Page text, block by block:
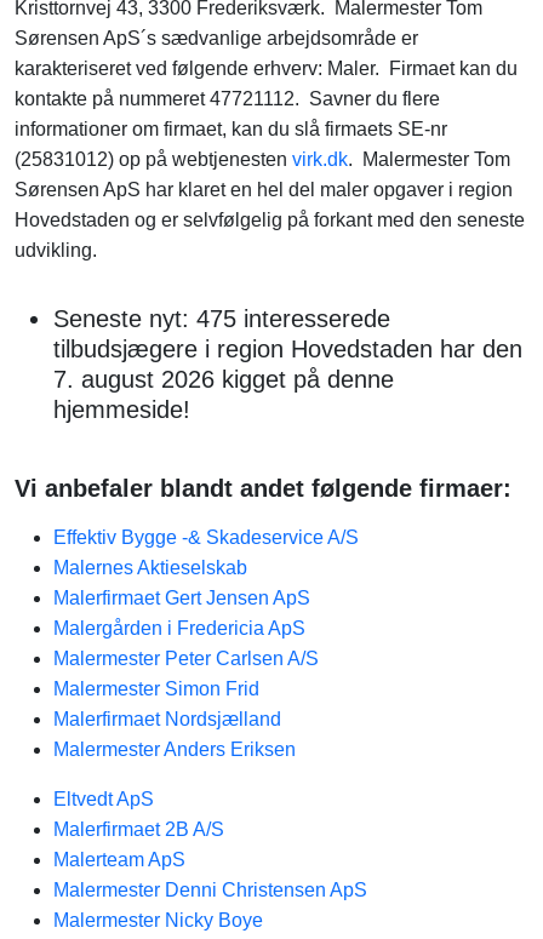
Kristtornvej 43, 3300 Frederiksværk. Malermester Tom
Sørensen ApS´s sædvanlige arbejdsområde er
karakteriseret ved følgende erhverv: Maler. Firmaet kan du
kontakte på nummeret 47721112. Savner du flere
informationer om firmaet, kan du slå firmaets SE-nr
(25831012) op på webtjenesten virk.dk. Malermester Tom
Sørensen ApS har klaret en hel del maler opgaver i region
Hovedstaden og er selvfølgelig på forkant med den seneste
udvikling.
Seneste nyt: 475 interesserede
tilbudsjægere i region Hovedstaden har den
7. august 2026 kigget på denne
hjemmeside!
Vi anbefaler blandt andet følgende firmaer:
Effektiv Bygge -& Skadeservice A/S
Malernes Aktieselskab
Malerfirmaet Gert Jensen ApS
Malergården i Fredericia ApS
Malermester Peter Carlsen A/S
Malermester Simon Frid
Malerfirmaet Nordsjælland
Malermester Anders Eriksen
Eltvedt ApS
Malerfirmaet 2B A/S
Malerteam ApS
Malermester Denni Christensen ApS
Malermester Nicky Boye